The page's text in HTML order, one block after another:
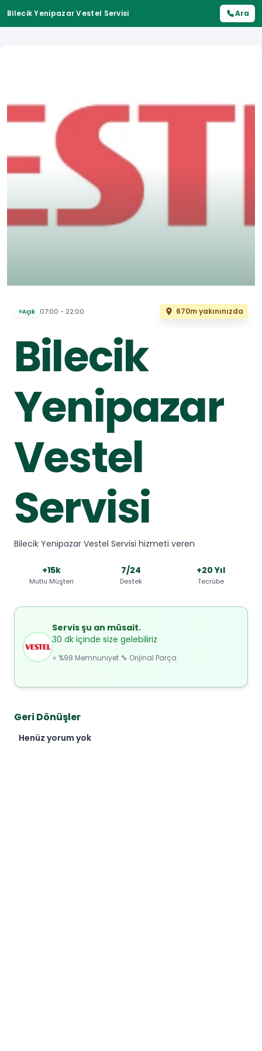
Bilecik Yenipazar Vestel Servisi Ara
Açık 07:00 - 22:00 670m yakınınızda
Bilecik
Yenipazar
Vestel
Servisi
Bilecik Yenipazar Vestel Servisi hizmeti veren
+15k
Mutlu Müşteri
7/24
Destek
+20 Yıl
Tecrübe
Servis şu an müsait.
30 dk içinde size gelebiliriz
⭐ %98 Memnuniyet 🔧 Orijinal Parça
Geri Dönüşler
Henüz yorum yok